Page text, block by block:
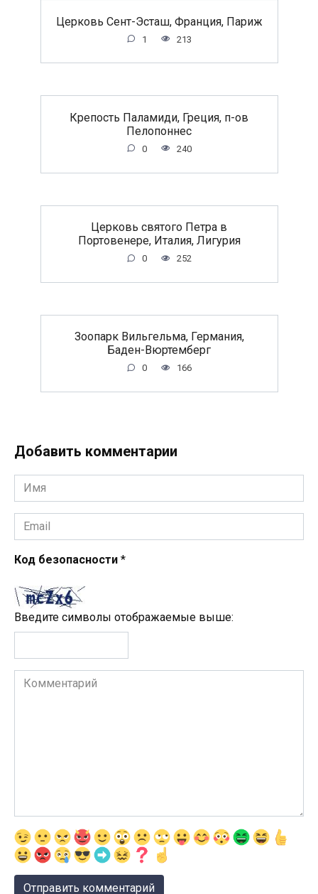
Церковь Сент-Эсташ, Франция, Париж
1 213
Крепость Паламиди, Греция, п-ов
Пелопоннес
0 240
Церковь святого Петра в
Портовенере, Италия, Лигурия
0 252
Зоопарк Вильгельма, Германия,
Баден-Вюртемберг
0 166
Добавить комментарии
Имя
*
Email
*
Код безопасности *
Введите символы отображаемые выше:
Комментарий